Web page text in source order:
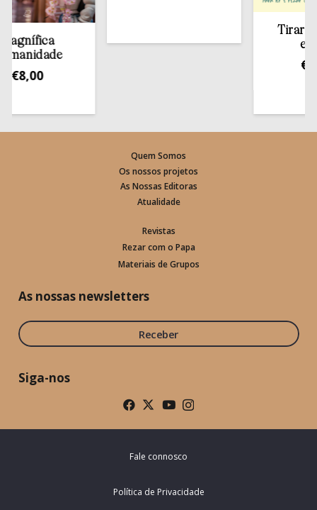
8,00
Tirar a
Quem Somos
Os nossos projetos
As Nossas Editoras
Atualidade
Revistas
Rezar com o Papa
Materiais de Grupos
As nossas newsletters
Receber
Siga-nos
Fale connosco
Política de Privacidade